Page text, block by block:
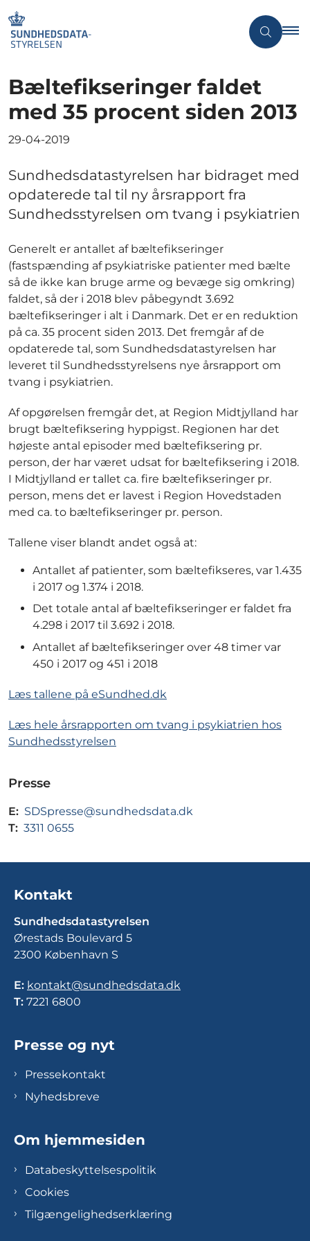
Bæltefikseringer faldet
med 35 procent siden 2013
29-04-2019
Sundhedsdatastyrelsen har bidraget med
opdaterede tal til ny årsrapport fra
Sundhedsstyrelsen om tvang i psykiatrien
Generelt er antallet af bæltefikseringer
(fastspænding af psykiatriske patienter med bælte
så de ikke kan bruge arme og bevæge sig omkring)
faldet, så der i 2018 blev påbegyndt 3.692
bæltefikseringer i alt i Danmark. Det er en reduktion
på ca. 35 procent siden 2013. Det fremgår af de
opdaterede tal, som Sundhedsdatastyrelsen har
leveret til Sundhedsstyrelsens nye årsrapport om
tvang i psykiatrien.
Af opgørelsen fremgår det, at Region Midtjylland har
brugt bæltefiksering hyppigst. Regionen har det
højeste antal episoder med bæltefiksering pr.
person, der har været udsat for bæltefiksering i 2018.
I Midtjylland er tallet ca. fire bæltefikseringer pr.
person, mens det er lavest i Region Hovedstaden
med ca. to bæltefikseringer pr. person.
Tallene viser blandt andet også at:
Antallet af patienter, som bæltefikseres, var 1.435
i 2017 og 1.374 i 2018.
Det totale antal af bæltefikseringer er faldet fra
4.298 i 2017 til 3.692 i 2018.
Antallet af bæltefikseringer over 48 timer var
450 i 2017 og 451 i 2018
Læs tallene på eSundhed.dk
Læs hele årsrapporten om tvang i psykiatrien hos
Sundhedsstyrelsen
Presse
E: SDSpresse@sundhedsdata.dk
T: 3311 0655
Kontakt
Sundhedsdatastyrelsen
Ørestads Boulevard 5
2300 København S
E: kontakt@sundhedsdata.dk
T: 7221 6800
Presse og nyt
Pressekontakt
Nyhedsbreve
Om hjemmesiden
Databeskyttelsespolitik
Cookies
Tilgængelighedserklæring